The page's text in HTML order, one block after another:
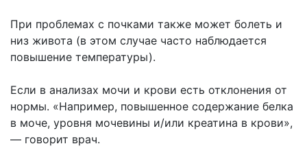
При проблемах с почками также может болеть и
низ живота (в этом случае часто наблюдается
повышение температуры).
Если в анализах мочи и крови есть отклонения от
нормы. «Например, повышенное содержание белка
в моче, уровня мочевины и/или креатина в крови»,
— говорит врач.